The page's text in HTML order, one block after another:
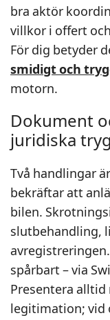
bra aktör
villkor i offert
För dig betyder
smidigt och
motorn.
Dokument
juridiska
Två handlingar
bekräftar att
bilen.
slutbehandling,
spårbart – via
Presentera alltid
legitimation; vid